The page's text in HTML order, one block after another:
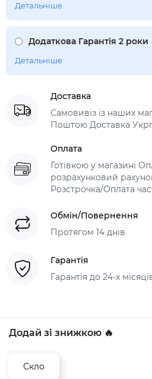
Детальніше
Додаткова Гарантія 2 роки
Детальніше
Доставка
Самовивіз із наших
Поштою Доставка
Оплата
Готівкою у магазині
розрахунковий
Розстрочка/Оплата
Обмін/Повернення
Протягом 14 днів
Гарантія
Гарантія до 24-х
Додай зі знижкою 🔥
Скло